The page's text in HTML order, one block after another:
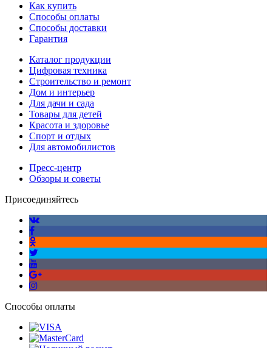
Как купить
Способы оплаты
Способы доставки
Гарантия
Каталог продукции
Цифровая техника
Строительство и ремонт
Дом и интерьер
Для дачи и сада
Товары для детей
Красота и здоровье
Спорт и отдых
Для автомобилистов
Пресс-центр
Обзоры и советы
Присоединяйтесь
Способы оплаты